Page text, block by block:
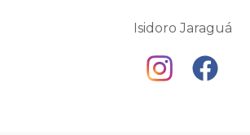
Isidoro Jaraguá